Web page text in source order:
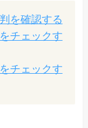
を確認する
チェックす
チェックす